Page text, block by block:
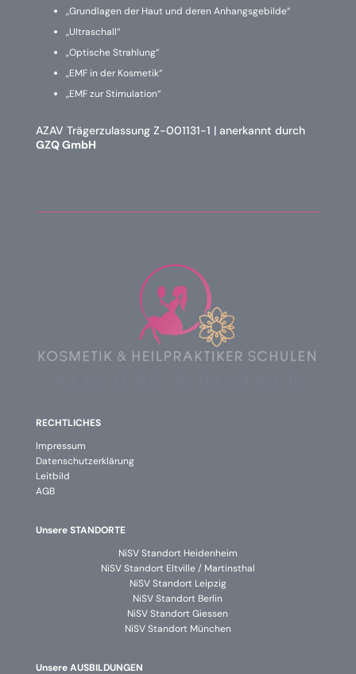
„Grundlagen der Haut und deren Anhangsgebilde“
„Ultraschall“
„Optische Strahlung“
„EMF in der Kosmetik“
„EMF zur Stimulation“
AZAV Trägerzulassung Z-001131-1 | anerkannt durch
GZQ GmbH
RECHTLICHES
Impressum
Datenschutzerklärung
Leitbild
AGB
Unsere STANDORTE
NiSV Standort Heidenheim
NiSV Standort Eltville / Martinsthal
NiSV Standort Leipzig
NiSV Standort Berlin
NiSV Standort Giessen
NiSV Standort München
Unsere AUSBILDUNGEN